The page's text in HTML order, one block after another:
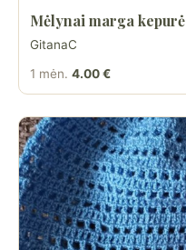
Mėlynai marga kepurė
GitanaC
1 mėn. 4.00 €